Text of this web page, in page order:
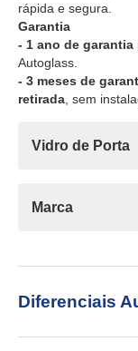
rápida e segura.
Garantia
- 1 ano de garantia
Autoglass.
- 3 meses de
retirada , sem
Vidro de Porta
Marca
Diferenciais